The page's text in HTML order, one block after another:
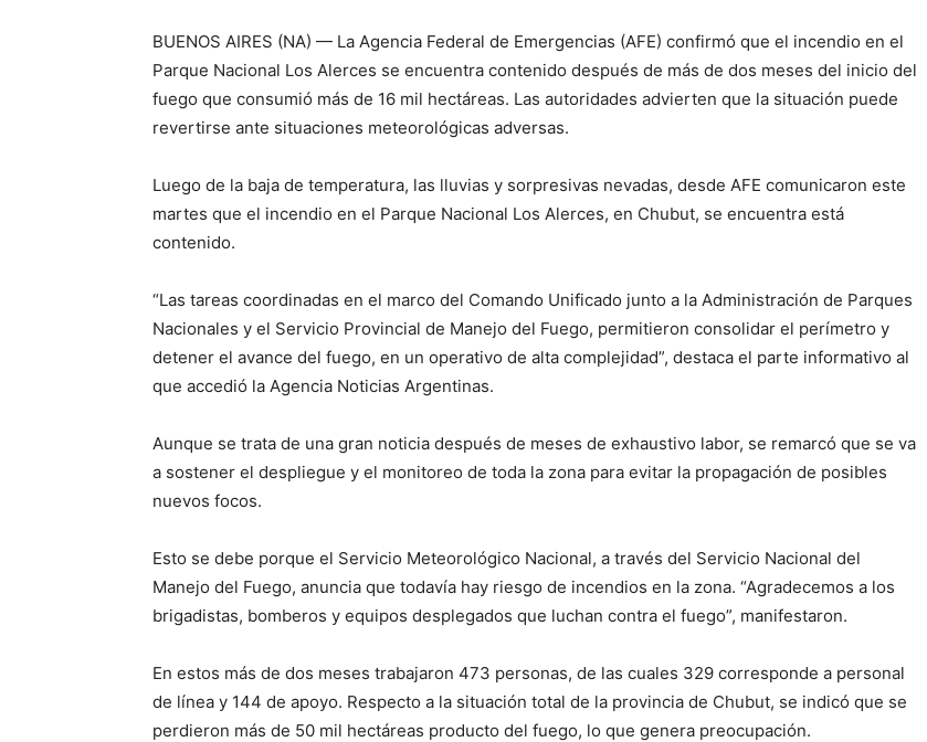
BUENOS AIRES (NA) — La Agencia Federal de Emergencias (AFE) confirmó que el incendio en el
Parque Nacional Los Alerces se encuentra contenido después de más de dos meses del inicio del
fuego que consumió más de 16 mil hectáreas. Las autoridades advierten que la situación puede
revertirse ante situaciones meteorológicas adversas.
Luego de la baja de temperatura, las lluvias y sorpresivas nevadas, desde AFE comunicaron este
martes que el incendio en el Parque Nacional Los Alerces, en Chubut, se encuentra está
contenido.
“Las tareas coordinadas en el marco del Comando Unificado junto a la Administración de Parques
Nacionales y el Servicio Provincial de Manejo del Fuego, permitieron consolidar el perímetro y
detener el avance del fuego, en un operativo de alta complejidad”, destaca el parte informativo al
que accedió la Agencia Noticias Argentinas.
Aunque se trata de una gran noticia después de meses de exhaustivo labor, se remarcó que se va
a sostener el despliegue y el monitoreo de toda la zona para evitar la propagación de posibles
nuevos focos.
Esto se debe porque el Servicio Meteorológico Nacional, a través del Servicio Nacional del
Manejo del Fuego, anuncia que todavía hay riesgo de incendios en la zona. “Agradecemos a los
brigadistas, bomberos y equipos desplegados que luchan contra el fuego”, manifestaron.
En estos más de dos meses trabajaron 473 personas, de las cuales 329 corresponde a personal
de línea y 144 de apoyo. Respecto a la situación total de la provincia de Chubut, se indicó que se
perdieron más de 50 mil hectáreas producto del fuego, lo que genera preocupación.